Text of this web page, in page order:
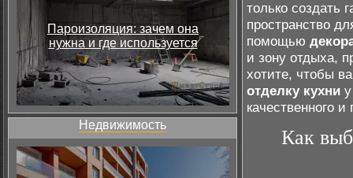
Пароизоляция: зачем она
нужна и где используется
Недвижимость
только создать
пространство
помощью
и зону отдыха,
хотите, чтобы
отделку кухни
качественного
Как